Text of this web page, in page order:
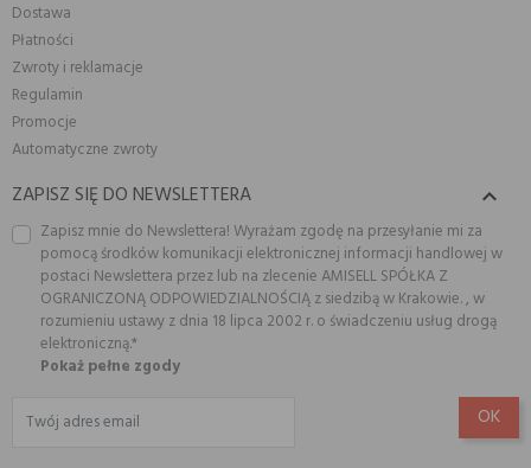
Dostawa
Płatności
Zwroty i reklamacje
Regulamin
Promocje
Automatyczne zwroty
ZAPISZ SIĘ DO NEWSLETTERA 
Zapisz mnie do Newslettera! Wyrażam zgodę na przesyłanie mi za
pomocą środków komunikacji elektronicznej informacji handlowej w
postaci Newslettera przez lub na zlecenie AMISELL SPÓŁKA Z
OGRANICZONĄ ODPOWIEDZIALNOŚCIĄ z siedzibą w Krakowie. , w
rozumieniu ustawy z dnia 18 lipca 2002 r. o świadczeniu usług drogą
elektroniczną.*
Pokaż pełne zgody